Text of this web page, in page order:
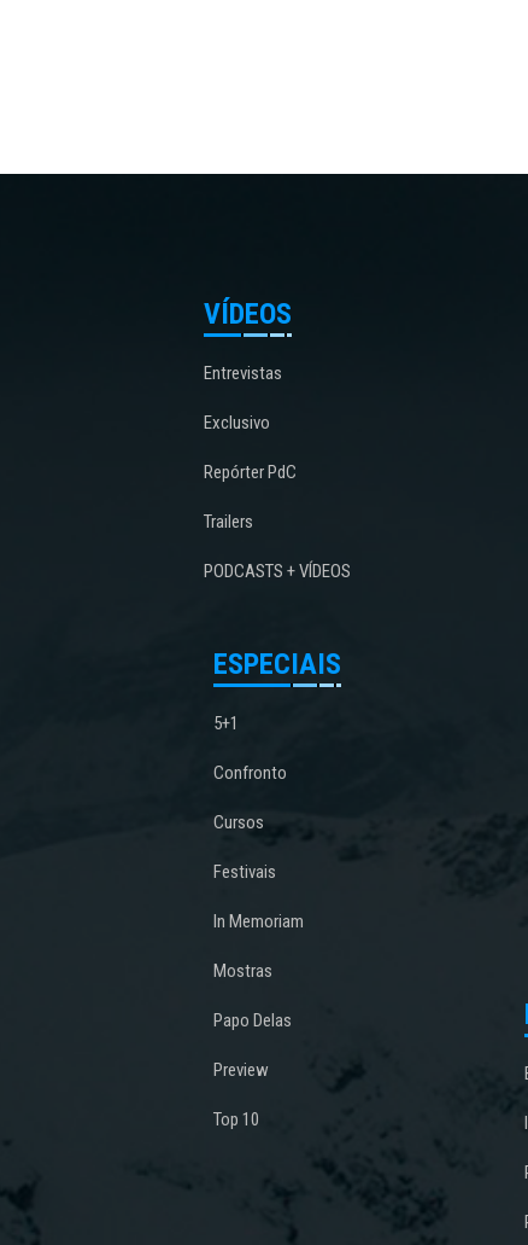
VÍDEOS
Entrevistas
Exclusivo
Repórter PdC
Trailers
PODCASTS + VÍDEOS
ESPECIAIS
5+1
Confronto
Cursos
Festivais
In Memoriam
Mostras
Papo Delas
Preview
Top 10